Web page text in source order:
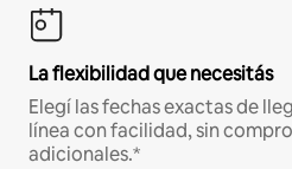
La flexibilidad que necesitás
Elegí las fechas exactas de
línea con facilidad, sin
adicionales.*